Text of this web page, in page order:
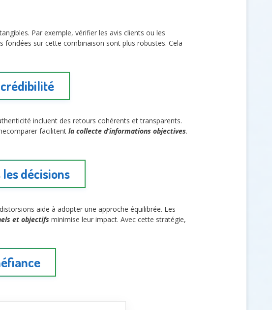
Par exemple, vérifier les avis clients ou les
fondées sur cette combinaison sont plus robustes. Cela
incluent des retours cohérents et transparents.
facilitent la collecte d’informations objectives.
décisions
aide à adopter une approche équilibrée. Les
et objectifs minimise leur impact. Avec cette stratégie,